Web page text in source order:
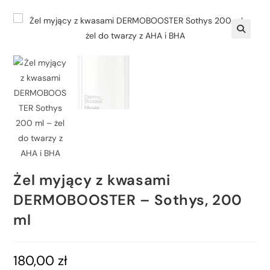
Żel myjący z kwasami
DERMOBOOSTER – Sothys, 200
ml
180,00zł